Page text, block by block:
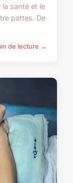
santé et le
pattes. De
de lecture →